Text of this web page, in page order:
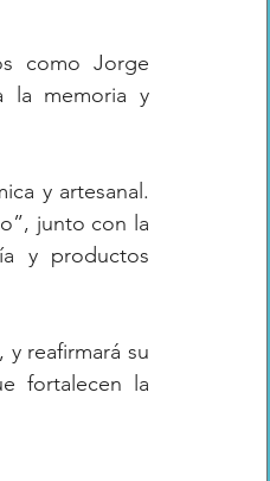
como Jorge
la memoria y
y artesanal.
junto con la
y productos
reafirmará su
fortalecen la